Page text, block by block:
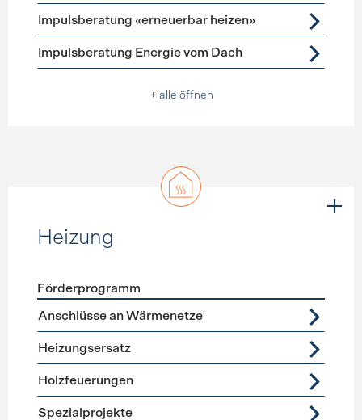
Impulsberatung «erneuerbar heizen»
Impulsberatung Energie vom Dach
+ alle öffnen
Heizung
Förderprogramme
Förderprogramm
Anschlüsse an Wärmenetze
Heizungsersatz
Holzfeuerungen
Spezialprojekte